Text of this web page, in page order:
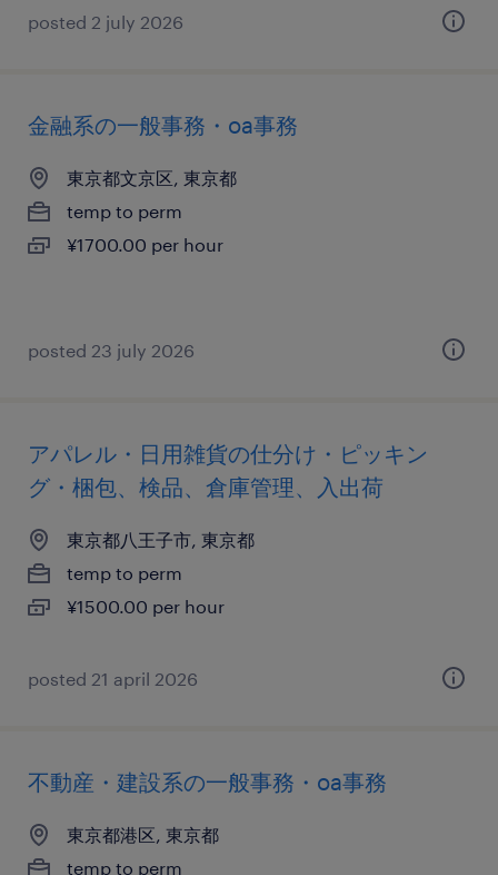
posted 2 july 2026
金融系の一般事務・oa事務
東京都文京区, 東京都
temp to perm
¥1700.00 per hour
posted 23 july 2026
アパレル・日用雑貨の仕分け・ピッキン
グ・梱包、検品、倉庫管理、入出荷
東京都八王子市, 東京都
temp to perm
¥1500.00 per hour
posted 21 april 2026
不動産・建設系の一般事務・oa事務
東京都港区, 東京都
temp to perm